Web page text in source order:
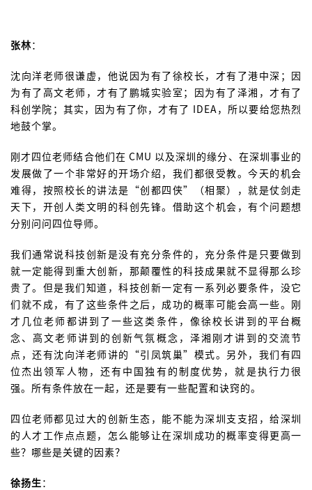
张林：
沈向洋老师很谦虚，他说因为有了徐校长，才有了港中深；因
为有了高文老师，才有了鹏城实验室；因为有了泽湘，才有了
科创学院；其实，因为有了你，才有了 IDEA，所以要给您热烈
地鼓个掌。
刚才四位老师结合他们在 CMU 以及深圳的缘分、在深圳事业的
发展做了一个非常好的开场介绍，我们都很受教。今天的机会
难得，按照校长的讲法是“创都四侠”（相聚），就是仗剑走
天下，开创人类文明的科创先锋。借助这个机会，有个问题想
分别问问四位导师。
我们通常说科技创新是没有充分条件的，充分条件是只要做到
就一定能得到重大创新，那颠覆性的科技成果就不显得那么珍
贵了。但是我们知道，科技创新一定有一系列必要条件，没它
们就不成，有了这些条件之后，成功的概率可能会高一些。刚
才几位老师都讲到了一些这类条件，像徐校长讲到的平台概
念、高文老师讲到的创新气氛概念，泽湘刚才讲到的交流节
点，还有沈向洋老师讲的“引凤筑巢”模式。另外，我们有四
位杰出领军人物，还有中国独有的制度优势，就是执行力很
强。所有条件放在一起，还是要有一些配置和诀窍的。
四位老师都见过大的创新生态，能不能为深圳支支招，给深圳
的人才工作点点题，怎么能够让在深圳成功的概率变得更高一
些？哪些是关键的因素？
徐扬生：